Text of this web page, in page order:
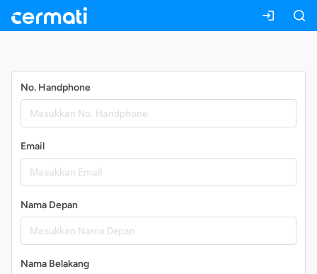
No. Handphone
Email
Nama Depan
Nama Belakang